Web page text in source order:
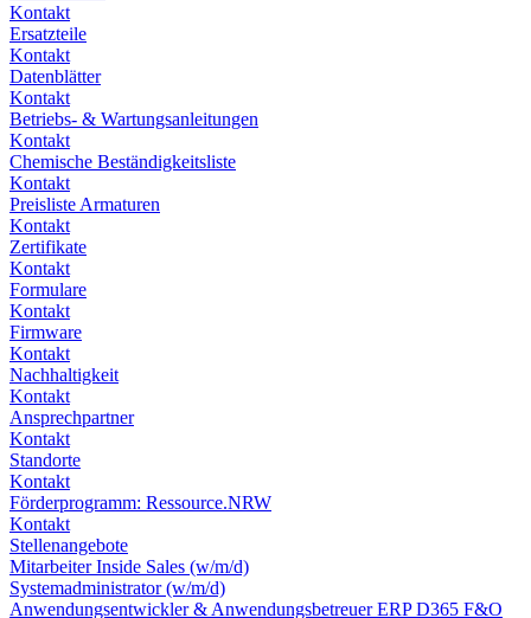
Kontakt
Ersatzteile
Kontakt
Datenblätter
Kontakt
Betriebs- & Wartungsanleitungen
Kontakt
Chemische Beständigkeitsliste
Kontakt
Preisliste Armaturen
Kontakt
Zertifikate
Kontakt
Formulare
Kontakt
Firmware
Kontakt
Nachhaltigkeit
Kontakt
Ansprechpartner
Kontakt
Standorte
Kontakt
Förderprogramm: Ressource.NRW
Kontakt
Stellenangebote
Mitarbeiter Inside Sales (w/m/d)
Systemadministrator (w/m/d)
Anwendungsentwickler & Anwendungsbetreuer ERP D365 F&O